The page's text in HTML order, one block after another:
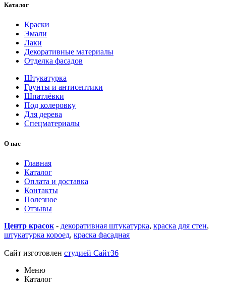
Каталог
Краски
Эмали
Лаки
Декоративные материалы
Отделка фасадов
Штукатурка
Грунты и антисептики
Шпатлёвки
Под колеровку
Для дерева
Спецматериалы
О нас
Главная
Каталог
Оплата и доставка
Контакты
Полезное
Отзывы
Центр красок - декоративная штукатурка, краска для стен,
штукатурка короед, краска фасадная
Сайт изготовлен студией Сайт36
Меню
Каталог